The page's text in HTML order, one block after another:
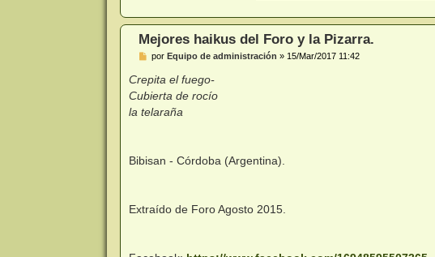
Mejores haikus del Foro y la Pizarra.
M
n
s
a
e
por Equipo de administración » 15/Mar/2017 11:42
Crepita el fuego-
Cubierta de rocío
la telaraña
Bibisan - Córdoba (Argentina).
Extraído de Foro Agosto 2015.